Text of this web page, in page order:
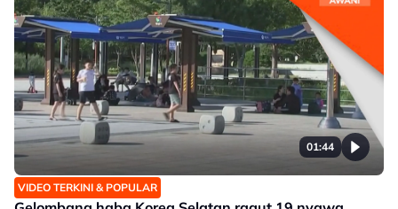
01:44
VIDEO TERKINI & POPULAR